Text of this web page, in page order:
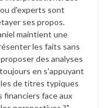
d'experts sont
ses propos.​
maintient une
les faits sans
des analyses
en s'appuyant
de titres typiques
financiers face aux